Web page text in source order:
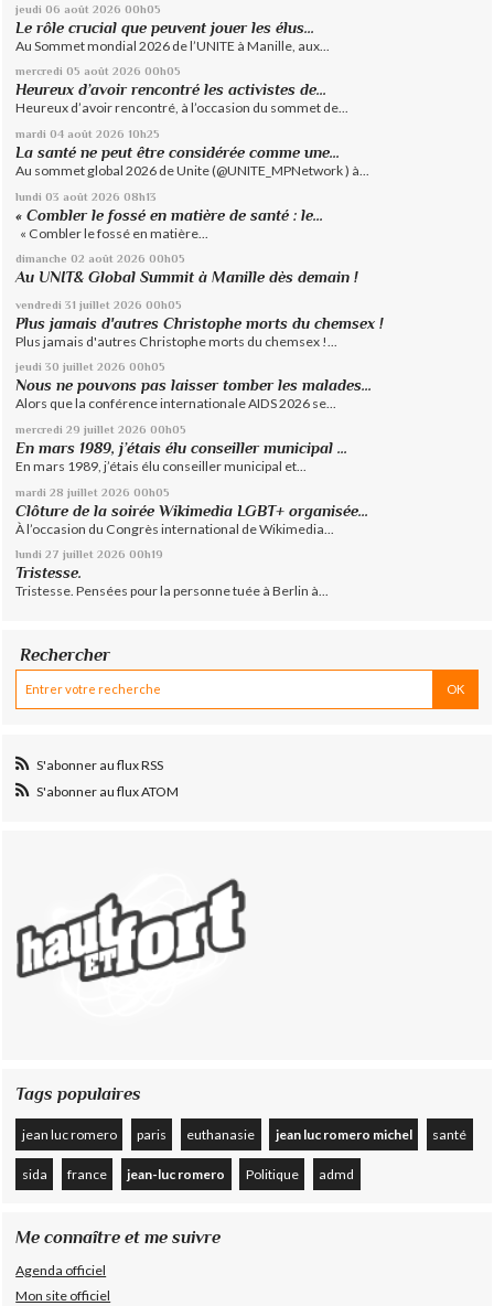
jeudi 06 août 2026 00h05
Le rôle crucial que peuvent jouer les élus...
Au Sommet mondial 2026 de l’UNITE à Manille, aux...
mercredi 05 août 2026 00h05
Heureux d’avoir rencontré les activistes de...
Heureux d’avoir rencontré, à l’occasion du sommet de...
mardi 04 août 2026 10h25
La santé ne peut être considérée comme une...
Au sommet global 2026 de Unite (@UNITE_MPNetwork ) à...
lundi 03 août 2026 08h13
« Combler le fossé en matière de santé : le...
« Combler le fossé en matière...
dimanche 02 août 2026 00h05
Au UNIT& Global Summit à Manille dès demain !
vendredi 31 juillet 2026 00h05
Plus jamais d'autres Christophe morts du chemsex !
Plus jamais d'autres Christophe morts du chemsex !...
jeudi 30 juillet 2026 00h05
Nous ne pouvons pas laisser tomber les malades...
Alors que la conférence internationale AIDS 2026 se...
mercredi 29 juillet 2026 00h05
En mars 1989, j’étais élu conseiller municipal ...
En mars 1989, j’étais élu conseiller municipal et...
mardi 28 juillet 2026 00h05
Clôture de la soirée Wikimedia LGBT+ organisée...
À l’occasion du Congrès international de Wikimedia...
lundi 27 juillet 2026 00h19
Tristesse.
Tristesse. Pensées pour la personne tuée à Berlin à...
Rechercher
S'abonner au flux RSS
S'abonner au flux ATOM
Tags populaires
jean luc romero paris euthanasie jean luc romero michel santé
sida france jean-luc romero Politique admd
Me connaître et me suivre
Agenda officiel
Mon site officiel